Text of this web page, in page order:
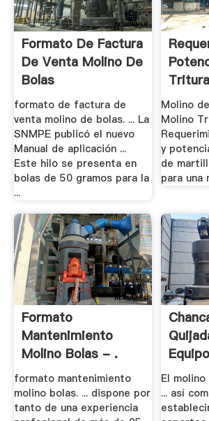
Formato De Factura
De Venta Molino De
Bolas
formato de factura de
venta molino de bolas. ... La
SNMPE publicó el nuevo
Manual de aplicación ...
Este hilo se presenta en
bolas de 50 gramos para la
...
Molino
Molino
y
de
para una
Formato
Mantenimiento
Molino Bolas - .
formato mantenimiento
molino bolas. ... dispone por
tanto de una experiencia
.
El
... así